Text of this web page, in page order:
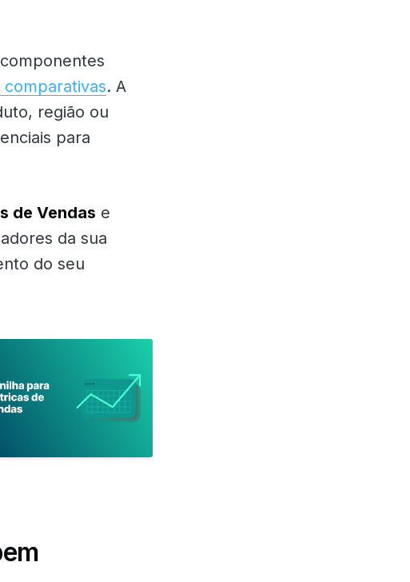
comparativas. A
região ou
para
de Vendas e
da sua
do seu